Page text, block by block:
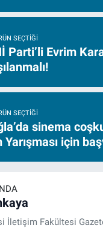
SEÇTIĞI
Parti’li Evrim
SEÇTIĞI
sinema
Yarışması için
İletişim Fakültesi